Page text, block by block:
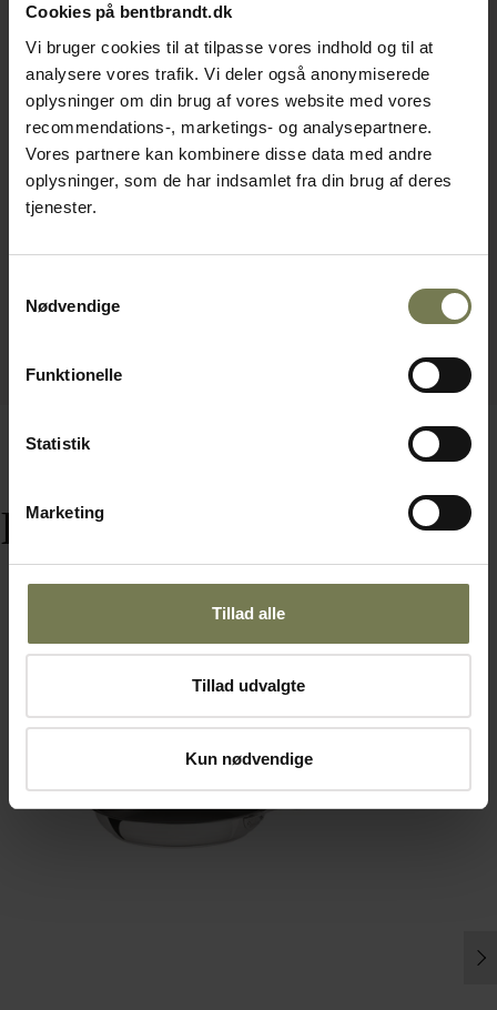
Cookies på bentbrandt.dk
Vi bruger cookies til at tilpasse vores indhold og til at
analysere vores trafik. Vi deler også anonymiserede
oplysninger om din brug af vores website med vores
recommendations-, marketings- og analysepartnere.
Vores partnere kan kombinere disse data med andre
oplysninger, som de har indsamlet fra din brug af deres
tjenester.
Nødvendige
Funktionelle
Statistik
Marketing
Tillad alle
Tillad udvalgte
Kun nødvendige
Relaterede varer